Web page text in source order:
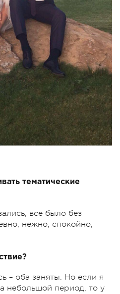
тематические
все было без
нежно, спокойно,
– оба заняты. Но если я
небольшой период, то у